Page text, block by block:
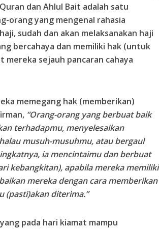
dan Ahlul Bait adalah satu
orang yang mengenal rahasia
sudah dan akan melaksanakan haji
bercahaya dan memiliki hak (untuk
mereka sejauh pancaran cahaya
memegang hak (memberikan)
“Orang-orang yang berbuat baik
terhadapmu, menyelesaikan
musuh-musuhmu, atau bergaul
ia mencintaimu dan berbuat
kebangkitan), apabila mereka memiliki
mereka dengan cara memberikan
(pasti)akan diterima.”
pada hari kiamat mampu